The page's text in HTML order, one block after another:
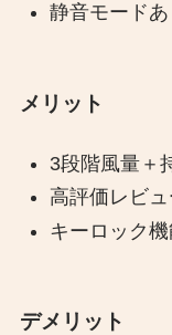
静音モード
メリット
3段階風量＋
高評価レビ
キーロック
デメリット